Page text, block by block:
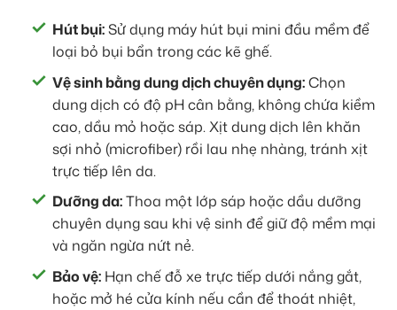
Hút bụi:Sử dụng máy hút bụi mini đầu mềm để
loại bỏ bụi bẩn trong các kẽ ghế.
Vệ sinh bằng dung dịch chuyên dụng:Chọn
dung dịch có độ pH cân bằng, không chứa kiềm
cao, dầu mỏ hoặc sáp. Xịt dung dịch lên khăn
sợi nhỏ (microfiber) rồi lau nhẹ nhàng, tránh xịt
trực tiếp lên da.
Dưỡng da:Thoa một lớp sáp hoặc dầu dưỡng
chuyên dụng sau khi vệ sinh để giữ độ mềm mại
và ngăn ngừa nứt nẻ.
Bảo vệ: Hạn chế đỗ xe trực tiếp dưới nắng gắt,
hoặc mở hé cửa kính nếu cần để thoát nhiệt,